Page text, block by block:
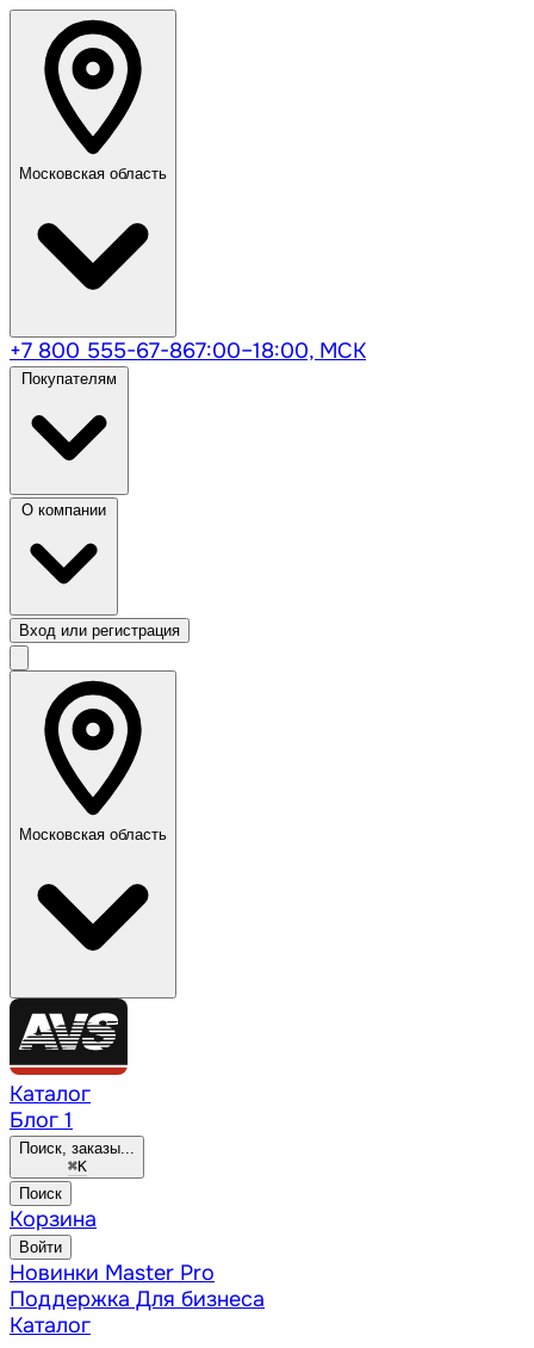
Московская область
+7 800 555-67-867:00–18:00, МСК
Вход или регистрация
Московская область
Каталог
Блог 1
Поиск, заказы...
⌘K
Поиск
Корзина
Войти
Новинки Master Pro
Поддержка Для бизнеса
Каталог